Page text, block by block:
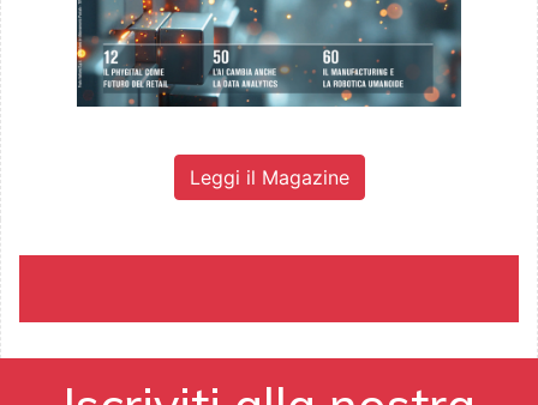
Leggi il Magazine